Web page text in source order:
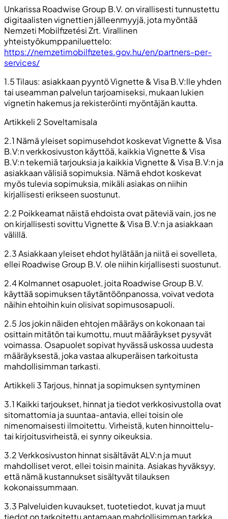
Unkarissa Roadwise Group B.V. on virallisesti tunnustettu
digitaalisten vignettien jälleenmyyjä, jota myöntää
Nemzeti Mobilfizetési Zrt. Virallinen
yhteistyökumppaniluettelo:
https://nemzetimobilfizetes.gov.hu/en/partners-per-
services/
1.5 Tilaus: asiakkaan pyyntö Vignette & Visa B.V:lle yhden
tai useamman palvelun tarjoamiseksi, mukaan lukien
vignetin hakemus ja rekisteröinti myöntäjän kautta.
Artikkeli 2 Soveltamisala
2.1 Nämä yleiset sopimusehdot koskevat Vignette & Visa
B.V:n verkkosivuston käyttöä, kaikkia Vignette & Visa
B.V:n tekemiä tarjouksia ja kaikkia Vignette & Visa B.V:n ja
asiakkaan välisiä sopimuksia. Nämä ehdot koskevat
myös tulevia sopimuksia, mikäli asiakas on niihin
kirjallisesti erikseen suostunut.
2.2 Poikkeamat näistä ehdoista ovat päteviä vain, jos ne
on kirjallisesti sovittu Vignette & Visa B.V:n ja asiakkaan
välillä.
2.3 Asiakkaan yleiset ehdot hylätään ja niitä ei sovelleta,
ellei Roadwise Group B.V. ole niihin kirjallisesti suostunut.
2.4 Kolmannet osapuolet, joita Roadwise Group B.V.
käyttää sopimuksen täytäntöönpanossa, voivat vedota
näihin ehtoihin kuin olisivat sopimusosapuoli.
2.5 Jos jokin näiden ehtojen määräys on kokonaan tai
osittain mitätön tai kumottu, muut määräykset pysyvät
voimassa. Osapuolet sopivat hyvässä uskossa uudesta
määräyksestä, joka vastaa alkuperäisen tarkoitusta
mahdollisimman tarkasti.
Artikkeli 3 Tarjous, hinnat ja sopimuksen syntyminen
3.1 Kaikki tarjoukset, hinnat ja tiedot verkkosivustolla ovat
sitomattomia ja suuntaa-antavia, ellei toisin ole
nimenomaisesti ilmoitettu. Virheistä, kuten hinnoittelu-
tai kirjoitusvirheistä, ei synny oikeuksia.
3.2 Verkkosivuston hinnat sisältävät ALV:n ja muut
mahdolliset verot, ellei toisin mainita. Asiakas hyväksyy,
että nämä kustannukset sisältyvät tilauksen
kokonaissummaan.
3.3 Palveluiden kuvaukset, tuotetiedot, kuvat ja muut
tiedot on tarkoitettu antamaan mahdollisimman tarkka